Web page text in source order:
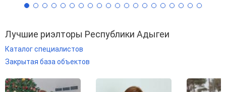
Лучшие риэлторы Республики Адыгеи
Каталог специалистов
Закрытая база объектов